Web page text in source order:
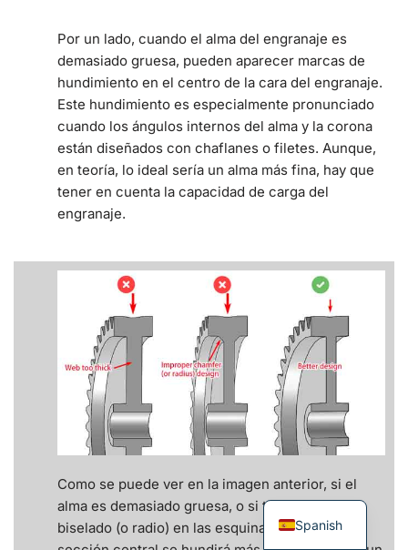
Por un lado, cuando el alma del engranaje es
demasiado gruesa, pueden aparecer marcas de
hundimiento en el centro de la cara del engranaje.
Este hundimiento es especialmente pronunciado
cuando los ángulos internos del alma y la corona
están diseñados con chaflanes o filetes. Aunque,
en teoría, lo ideal sería un alma más fina, hay que
tener en cuenta la capacidad de carga del
engranaje.
Como se puede ver en la imagen anterior, si el
alma es demasiado gruesa, o si tiene un diseño
biselado (o radio) en las esquinas interiores, la
Spanish